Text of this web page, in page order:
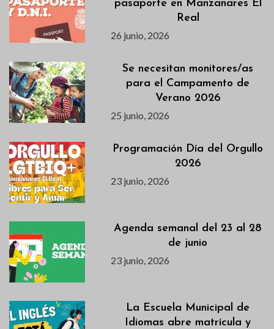
pasaporte en Manzanares El
Real
26 junio, 2026
Se necesitan monitores/as
para el Campamento de
Verano 2026
25 junio, 2026
Programación Día del Orgullo
2026
23 junio, 2026
Agenda semanal del 23 al 28
de junio
23 junio, 2026
La Escuela Municipal de
Idiomas abre matrícula y